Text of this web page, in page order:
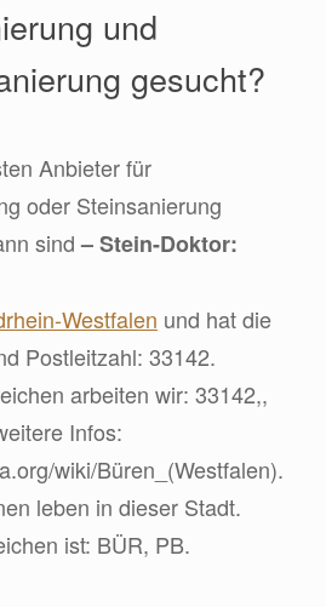
und
gesucht?
Anbieter für
oder Steinsanierung
sind– Stein-Doktor:
Westfalen und hat die
Postleitzahl: 33142.
arbeiten wir: 33142,,
Infos:
wiki/Büren_(Westfalen).
leben in dieser Stadt.
ist: BÜR, PB.